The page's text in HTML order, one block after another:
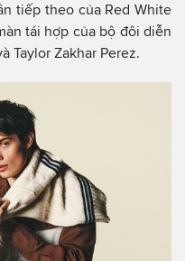
tiếp theo của Red White
tái hợp của bộ đôi diễn
Taylor Zakhar Perez.